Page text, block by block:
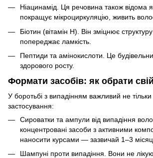
Ніацинамід. Ця речовина також відома
покращує мікроциркуляцію, живить
Біотин (вітамін H). Він зміцнює
попереджає ламкість.
Пептиди та амінокислоти. Це
здорового росту.
Формати засобів: як обрати свій
У боротьбі з випадінням важливий не
застосування:
Сироватки та ампули від випадіння
концентровані засоби з активними
наносити курсами — зазвичай 1–3
Шампуні проти випадіння. Вони не